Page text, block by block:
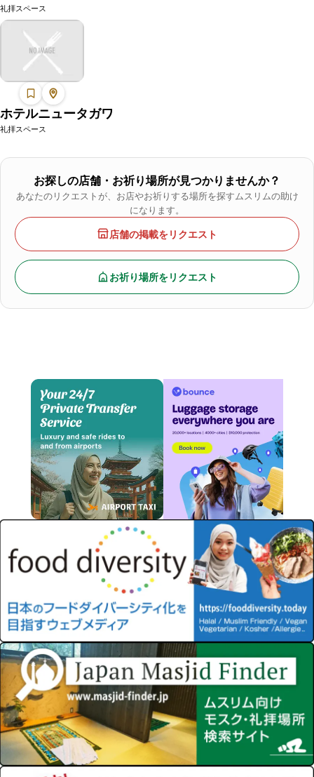
礼拝スペース
ホテルニュータガワ
礼拝スペース
お探しの店舗・お祈り場所が見つかりませんか？
あなたのリクエストが、お店やお祈りする場所を探すムスリムの助け
になります。
店舗の掲載をリクエスト
お祈り場所をリクエスト